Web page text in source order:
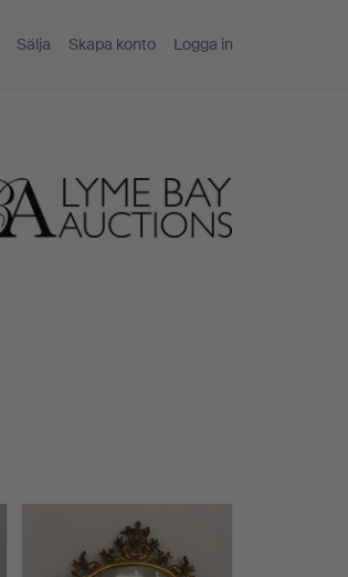
Sälja Skapa konto Logga in